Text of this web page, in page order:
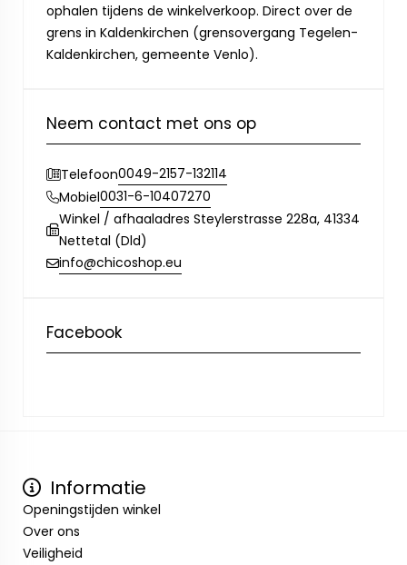
ophalen tijdens de winkelverkoop. Direct over de
grens in Kaldenkirchen (grensovergang Tegelen-
Kaldenkirchen, gemeente Venlo).
Neem contact met ons op
Telefoon0049-2157-132114
Mobiel0031-6-10407270
Winkel / afhaaladres Steylerstrasse 228a, 41334
Nettetal (Dld)
info@chicoshop.eu
Facebook
Informatie
Openingstijden winkel
Over ons
Veiligheid